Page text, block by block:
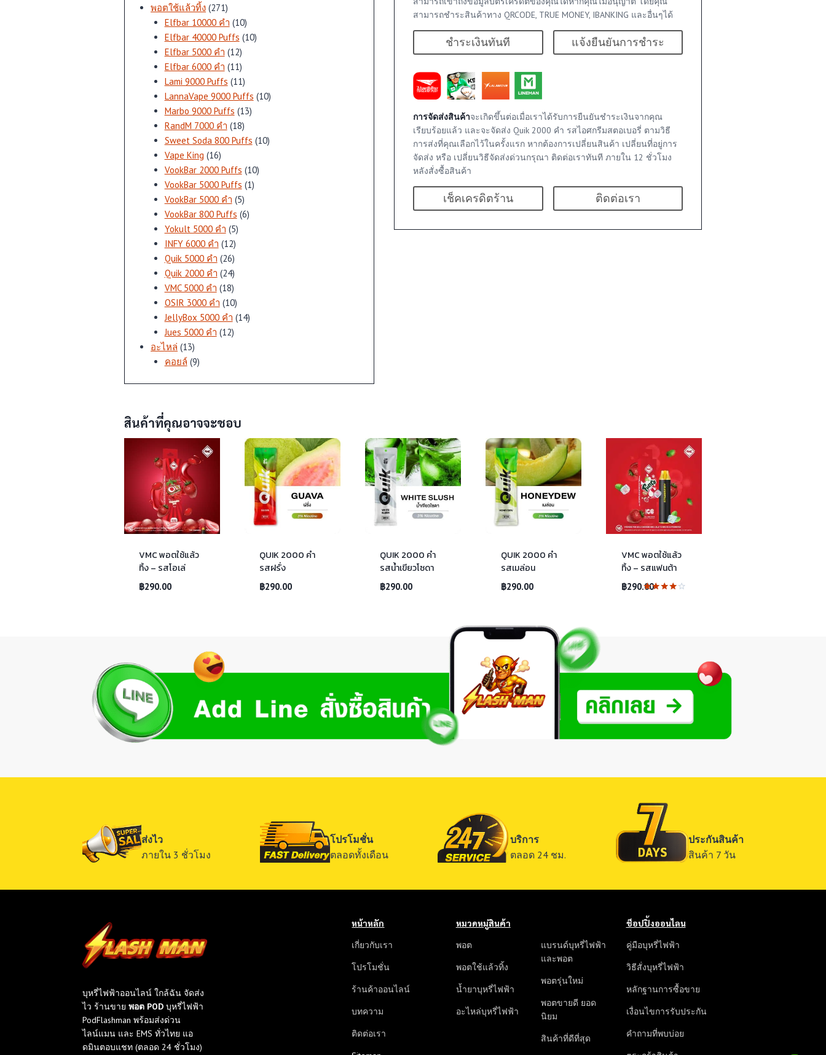
สินค้า
พอตใช้แล้วทิ้ง 271271
สินค้า
Elfbar 10000 คำ 1010
สินค้า
Elfbar 40000 Puffs 1010
Elfbar 5000 คำ 1212
สินค้า
Elfbar 6000 คำ 1111
สินค้า
Lami 9000 Puffs 1111
สินค้า
LannaVape 9000 Puffs 1010
Marbo 9000 Puffs 1313
RandM 7000 คำ 1818
สินค้า
Sweet Soda 800 Puffs 1010
Vape King 1616
สินค้า
VookBar 2000 Puffs 1010
VookBar 5000 Puffs 11
VookBar 5000 คำ 55
สินค้า
VookBar 800 Puffs 66
Yokult 5000 คำ 55
สินค้า
INFY 6000 คำ 1212
สินค้า
Quik 5000 คำ 2626
สินค้า
Quik 2000 คำ 2424
สินค้า
VMC 5000 คำ 1818
สินค้า
OSIR 3000 คำ 1010
สินค้า
JellyBox 5000 คำ 1414
Jues 5000 คำ 1212
อะไหล่ 1313
สินค้า
คอยล์ 99
สามารถชำระสินค้าทาง QRCODE, TRUE MONEY, IBANKING และอื่นๆได้
ชำระเงินทันที แจ้งยืนยันการชำระ
การจัดส่งสินค้าจะเกิดขึ้นต่อเมื่อเราได้รับการยืนยันชำระเงินจากคุณ
เรียบร้อยแล้ว และจะจัดส่ง Quik 2000 คำ รสไอศกรีมสตอเบอรี่ ตามวิธี
การส่งที่คุณเลือกไว้ในครั้งแรก หากต้องการเปลี่ยนสินค้า เปลี่ยนที่อยู่การ
จัดส่ง หรือ เปลี่ยนวิธีจัดส่งด่วนกรุณา ติดต่อเราทันที ภายใน 12 ชั่วโมง
หลังสั่งซื้อสินค้า
เช็คเครดิตร้าน ติดต่อเรา
สินค้าที่คุณอาจจะชอบ
VMC พอตใช้แล้ว
ทิ้ง – รสโอเล่
฿290.00
QUIK 2000 คำ
รสฝรั่ง
฿290.00
QUIK 2000 คำ
รสน้ำเขียวโซดา
฿290.00
QUIK 2000 คำ
รสเมล่อน
฿290.00
VMC พอตใช้แล้ว
ทิ้ง – รสแฟนต้า
฿290.00
ส่งไว
ภายใน 3 ชั่วโมง
โปรโมชั่น
ตลอดทั้งเดือน
บริการ
ตลอด 24 ชม.
ประกันสินค้า
สินค้า 7 วัน
บุหรี่ไฟฟ้าออนไลน์ ใกล้ฉัน จัดส่ง
ไว ร้านขายพอต POD บุหรี่ไฟฟ้า
PodFlashman พร้อมส่งด่วน
ไลน์แมน และ EMS ทั่วไทย แอ
ดมินตอบแชท (ตลอด 24 ชั่วโมง)
หน้าหลัก
เกี่ยวกับเรา
โปรโมชั่น
ร้านค้าออนไลน์
บทความ
ติดต่อเรา
หมวดหมู่สินค้า
พอต
พอตใช้แล้วทิ้ง
น้ำยาบุหรี่ไฟฟ้า
อะไหล่บุหรี่ไฟฟ้า
แบรนด์บุหรี่ไฟฟ้า
และพอต
พอตรุ่นใหม่
พอตขายดี ยอด
นิยม
สินค้าที่ดีที่สุด
ช็อปปิ้งออนไลน
คู่มือบุหรี่ไฟฟ้า
วิธีสั่งบุหรี่ไฟฟ้า
หลักฐานการซื้อขาย
เงื่อนไขการรับประกัน
คำถามที่พบบ่อย